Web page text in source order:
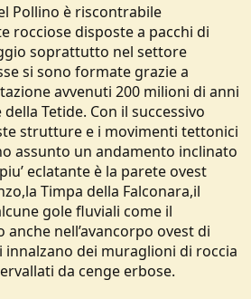
Pollino è riscontrabile
rocciose disposte a pacchi di
soprattutto nel settore
si sono formate grazie a
avvenuti 200 milioni di anni
Tetide. Con il successivo
strutture e i movimenti tettonici
assunto un andamento inclinato
eclatante è la parete ovest
Timpa della Falconara,il
gole fluviali come il
anche nell’avancorpo ovest di
innalzano dei muraglioni di roccia
da cenge erbose.